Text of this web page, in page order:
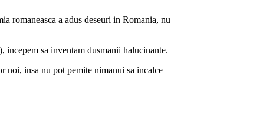
romaneasca a adus deseuri in Romania, nu
incepem sa inventam dusmanii halucinante.
noi, insa nu pot pemite nimanui sa incalce